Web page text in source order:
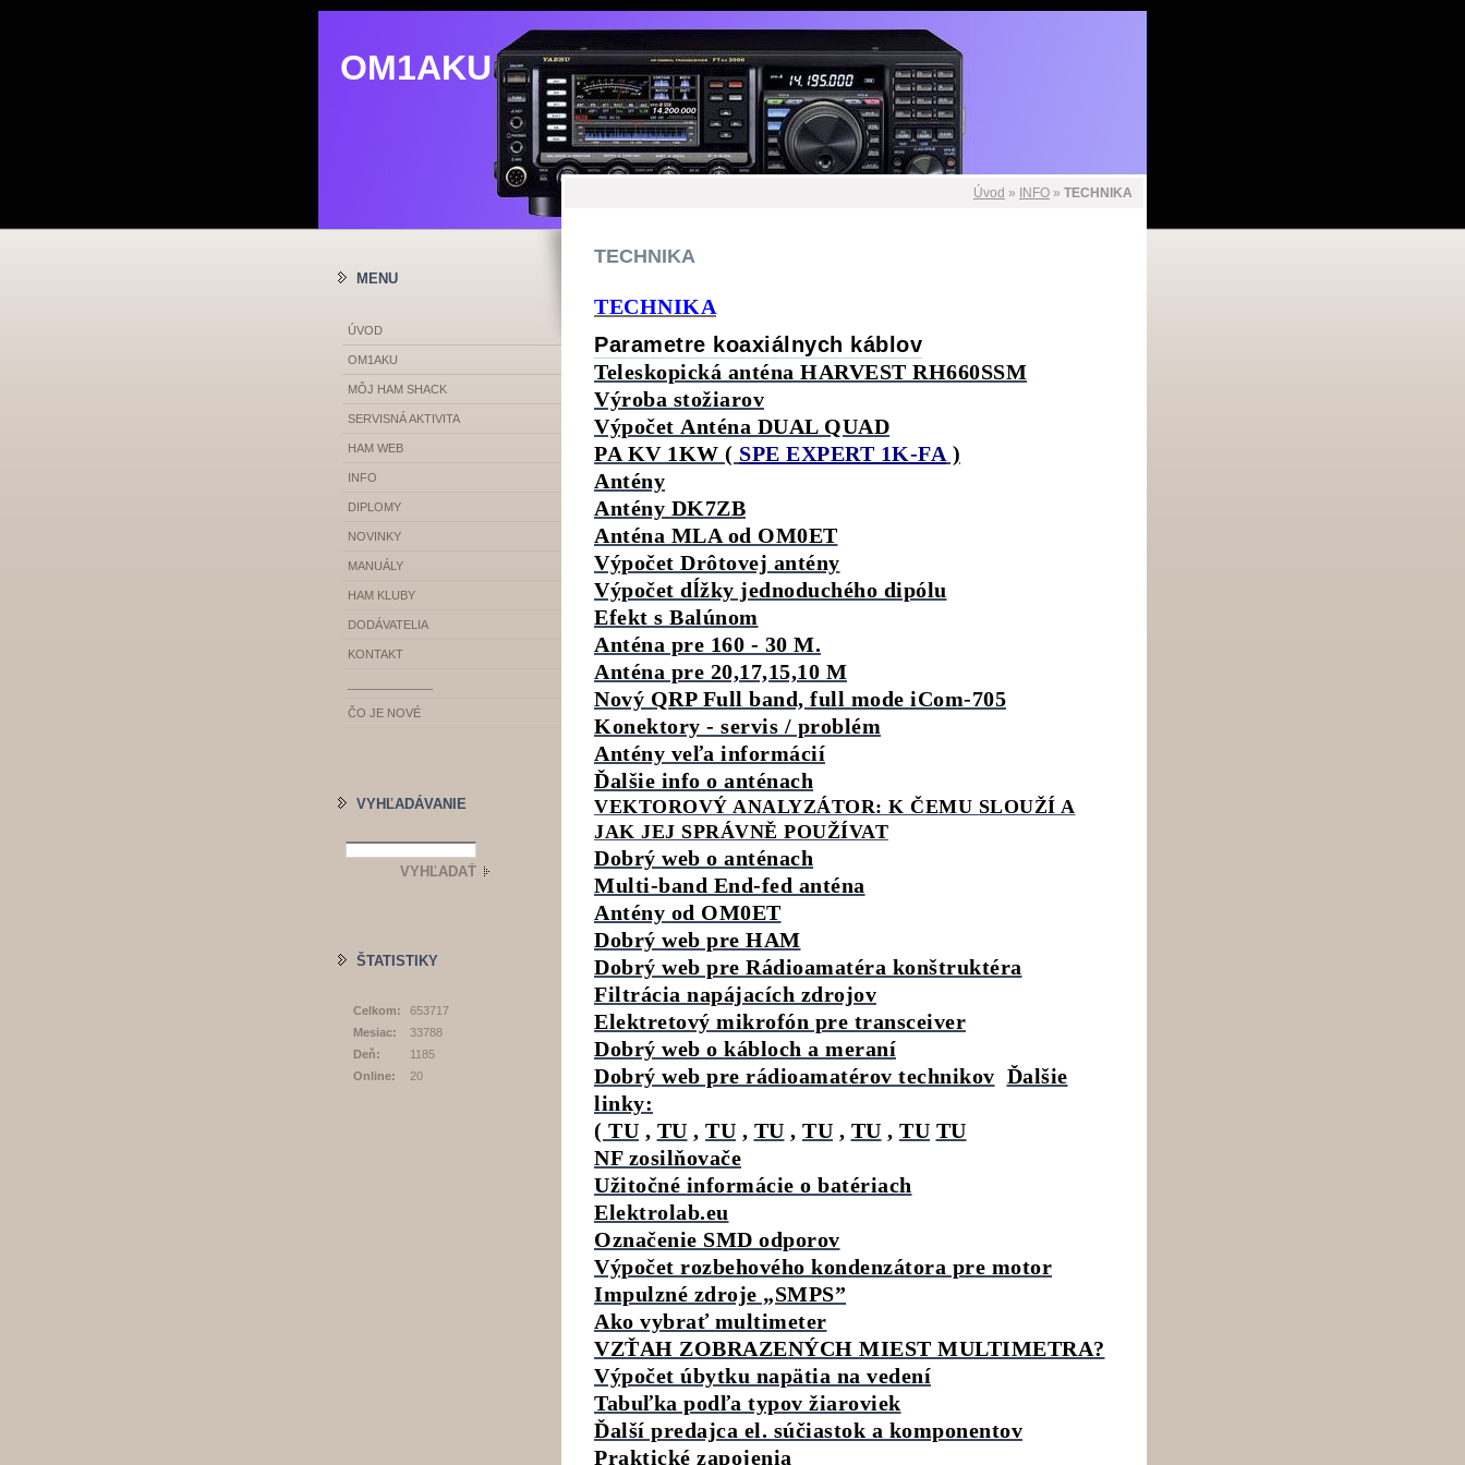
OM1AKU
OM1AKU
Úvod » INFO » TECHNIKA
TECHNIKA
TECHNIKA
Parametre koaxiálnych káblov
Teleskopická anténa HARVEST RH660SSM
Výroba stožiarov
Výpočet Anténa DUAL QUAD
PA KV 1KW ( SPE EXPERT 1K-FA )
Antény
Antény DK7ZB
Anténa MLA od OM0ET
Výpočet Drôtovej antény
Výpočet dĺžky jednoduchého dipólu
Efekt s Balúnom
Anténa pre 160 - 30 M.
Anténa pre 20,17,15,10 M
Nový QRP Full band, full mode iCom-705
Konektory - servis / problém
Antény veľa informácií
Ďalšie info o anténach
VEKTOROVÝ ANALYZÁTOR: K ČEMU SLOUŽÍ A
JAK JEJ SPRÁVNĚ POUŽÍVAT
Dobrý web o anténach
Multi-band End-fed anténa
Antény od OM0ET
Dobrý web pre HAM
Dobrý web pre Rádioamatéra konštruktéra
Filtrácia napájacích zdrojov
Elektretový mikrofón pre transceiver
Dobrý web o kábloch a meraní
Dobrý web pre rádioamatérov technikov Ďalšie
linky:
( TU , TU , TU , TU , TU , TU , TU TU
NF zosilňovače
Užitočné informácie o batériach
Elektrolab.eu
Označenie SMD odporov
Výpočet rozbehového kondenzátora pre motor
Impulzné zdroje „SMPS”
Ako vybrať multimeter
VZŤAH ZOBRAZENÝCH MIEST MULTIMETRA?
Výpočet úbytku napätia na vedení
Tabuľka podľa typov žiaroviek
Ďalší predajca el. súčiastok a komponentov
Praktické zapojenia
MENU
ÚVOD
OM1AKU
MÔJ HAM SHACK
SERVISNÁ AKTIVITA
HAM WEB
INFO
DIPLOMY
NOVINKY
MANUÁLY
HAM KLUBY
DODÁVATELIA
KONTAKT
ČO JE NOVÉ
VYHĽADÁVANIE
ŠTATISTIKY
Online: 20
Celkom:
653717
Mesiac:
33788
Deň:
1185